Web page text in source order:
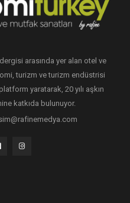
arasında yer alan otel ve
turizm ve turizm endüstrisi
yaratarak, 20 yılı aşkın
katkıda bulunuyor.